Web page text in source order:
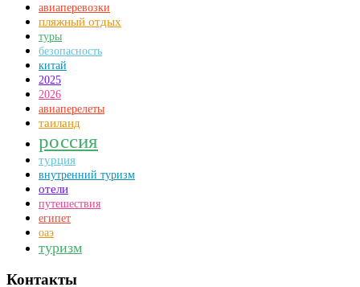
авиаперевозки
пляжный отдых
туры
безопасность
китай
2025
2026
авиаперелеты
таиланд
россия
турция
внутренний туризм
отели
путешествия
египет
оаэ
туризм
Контакты